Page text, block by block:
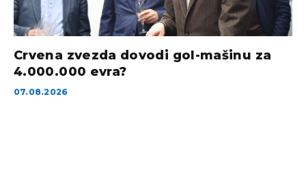
Crvena zvezda dovodi gol-mašinu za
4.000.000 evra?
07.08.2026